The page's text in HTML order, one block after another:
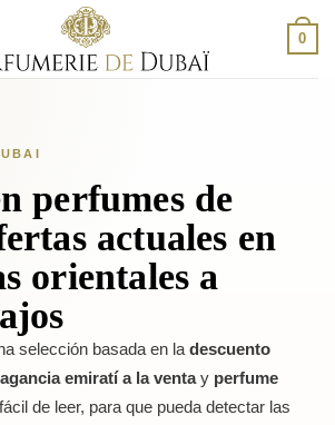
0
perfumes de
actuales en
orientales a
selección basada en la descuento
emiratí a la ventay perfume
de leer, para que pueda detectar las